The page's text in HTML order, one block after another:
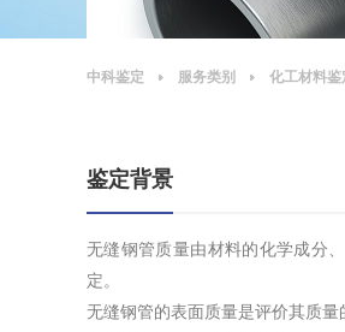
中科鉴定 服务类别 化工材料鉴
鉴定背景
无缝钢管质量由材料的化学成分
定。
无缝钢管的表面质量是评价其质量